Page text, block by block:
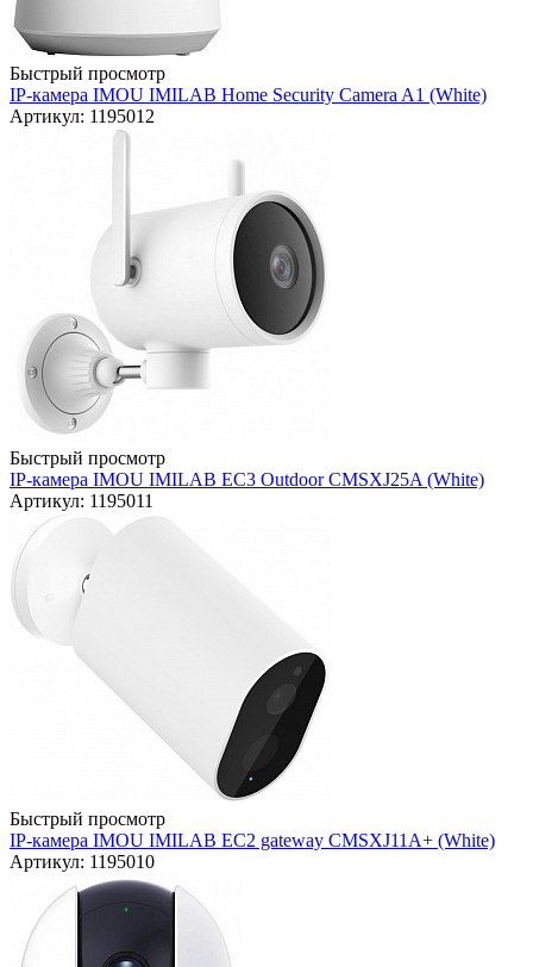
Быстрый просмотр
IP-камера IMOU IMILAB Home Security Camera A1 (White)
Артикул: 1195012
Быстрый просмотр
IP-камера IMOU IMILAB EC3 Outdoor CMSXJ25A (White)
Артикул: 1195011
Быстрый просмотр
IP-камера IMOU IMILAB EC2 gateway CMSXJ11A+ (White)
Артикул: 1195010